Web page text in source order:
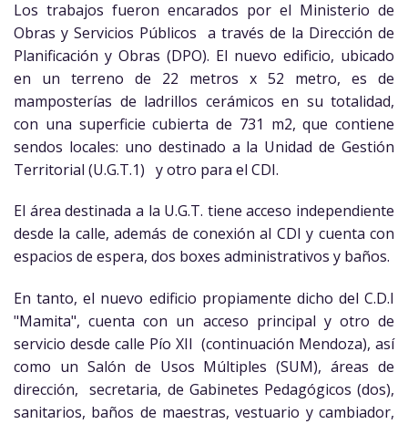
Los trabajos fueron encarados por el Ministerio de
Obras y Servicios Públicos a través de la Dirección de
Planificación y Obras (DPO). El nuevo edificio, ubicado
en un terreno de 22 metros x 52 metro, es de
mamposterías de ladrillos cerámicos en su totalidad,
con una superficie cubierta de 731 m2, que contiene
sendos locales: uno destinado a la Unidad de Gestión
Territorial (U.G.T.1) y otro para el CDI.
El área destinada a la U.G.T. tiene acceso independiente
desde la calle, además de conexión al CDI y cuenta con
espacios de espera, dos boxes administrativos y baños.
En tanto, el nuevo edificio propiamente dicho del C.D.I
"Mamita", cuenta con un acceso principal y otro de
servicio desde calle Pío XII (continuación Mendoza), así
como un Salón de Usos Múltiples (SUM), áreas de
dirección, secretaria, de Gabinetes Pedagógicos (dos),
sanitarios, baños de maestras, vestuario y cambiador,